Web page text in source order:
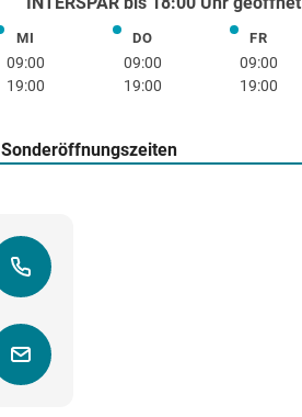
MIMittwoch
09:00
19:00
DODonnerstag
09:00
19:00
FRFreitag
09:00
19:00
Sonderöffnungszeiten